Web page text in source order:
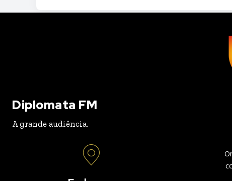
Diplomata FM
A grande audiência.